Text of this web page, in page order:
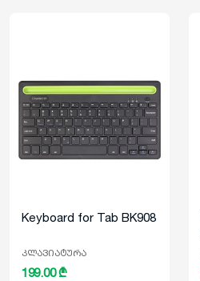
Keyboard for Tab BK908
კლავიატურა
199.00 ₾